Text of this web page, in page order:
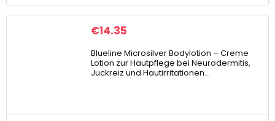
€14.35
Blueline Microsilver Bodylotion – Creme
Lotion zur Hautpflege bei Neurodermitis,
Juckreiz und Hautirritationen…